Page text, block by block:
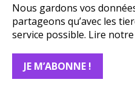
Nous gardons vos
partageons qu’avec les
service possible. Lire